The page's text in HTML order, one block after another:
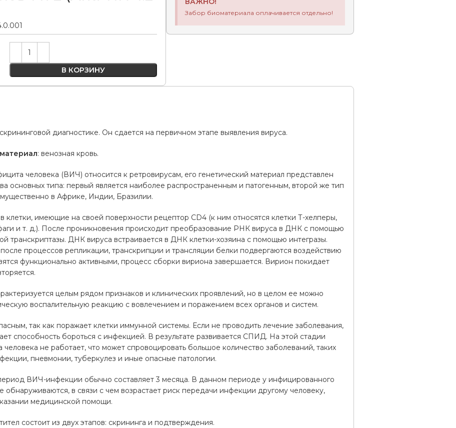
В КОРЗИНУ
Alternative:
Забор биоматериала оплачивается отдельно!
диагностике. Он сдается на первичном этапе выявления вируса.
: венозная кровь.
человека (ВИЧ) относится к ретровирусам, его генетический материал представлен
основных типа: первый является наиболее распространенным и патогенным, второй же тип
в Африке, Индии, Бразилии.
клетки, имеющие на своей поверхности рецептор CD4 (к ним относятся клетки Т-хелперы,
и т. д.). После проникновения происходит преобразование РНК вируса в ДНК с помощью
транскриптазы. ДНК вируса встраивается в ДНК клетки-хозяина с помощью интегразы.
процессов репликации, транскрипции и трансляции белки подвергаются воздействию
функционально активными, процесс сборки вириона завершается. Вирион покидает
целым рядом признаков и клинических проявлений, но в целом ее можно
воспалительную реакцию с вовлечением и поражением всех органов и систем.
так как поражает клетки иммунной системы. Если не проводить лечение заболевания,
способность бороться с инфекцией. В результате развивается СПИД. На этой стадии
человека не работает, что может спровоцировать большое количество заболеваний, таких
пневмонии, туберкулез и иные опасные патологии.
ВИЧ-инфекции обычно составляет 3 месяца. В данном периоде у инфицированного
обнаруживаются, в связи с чем возрастает риск передачи инфекции другому человеку,
медицинской помощи.
состоит из двух этапов: скрининга и подтверждения.